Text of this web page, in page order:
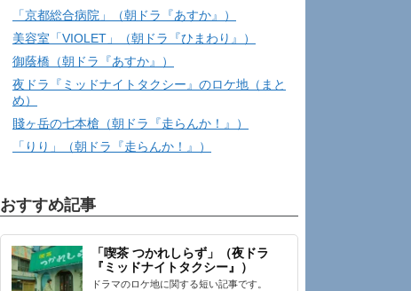
「京都総合病院」（朝ドラ『あすか』）
美容室「VIOLET」（朝ドラ『ひまわり』）
御蔭橋（朝ドラ『あすか』）
夜ドラ『ミッドナイトタクシー』のロケ地（まと
め）
賤ヶ岳の七本槍（朝ドラ『走らんか！』）
「りり」（朝ドラ『走らんか！』）
おすすめ記事
「喫茶 つかれしらず」（夜ドラ
『ミッドナイトタクシー』）
ドラマのロケ地に関する短い記事です。